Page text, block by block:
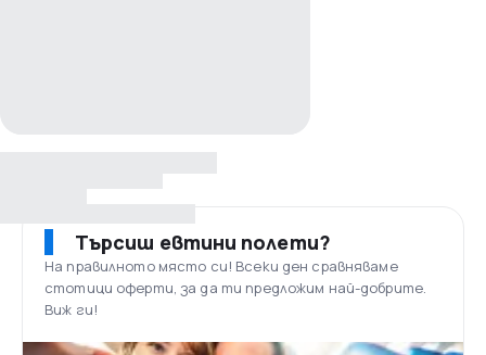
Търсиш евтини полети?
На правилното място си! Всеки ден сравняваме
стотици оферти, за да ти предложим най-добрите.
Виж ги!